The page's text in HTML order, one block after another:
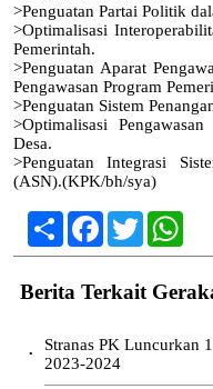
>Penguatan Partai Politik
>Optimalisasi
Pemerintah.
>Penguatan Aparat
Pengawasan Program
>Penguatan Sistem
>Optimalisasi
Desa.
>Penguatan Integrasi
(ASN).(KPK/bh/sya)
ShareFacebook
Twitter
Berita Terkait
•
Stranas PK Luncurkan
2023-2024